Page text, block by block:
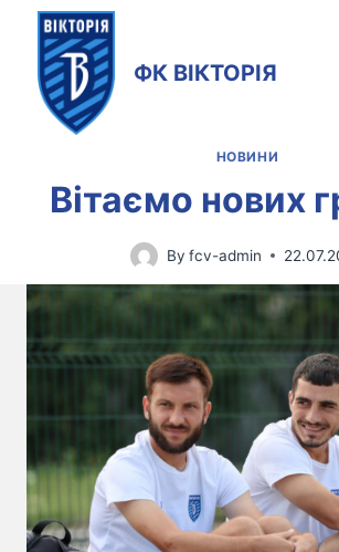
content
ФК ВІКТОРІЯ
НОВИНИ
Вітаємо нових
By fcv-admin